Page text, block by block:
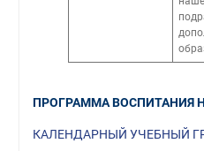
ПРОГРАММА ВОСПИТАНИЯ
КАЛЕНДАРНЫЙ УЧЕБНЫЙ